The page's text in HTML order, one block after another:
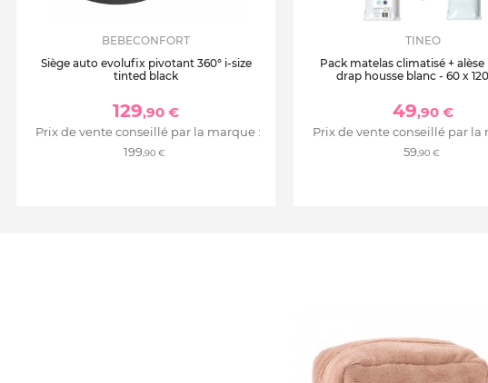
BEBECONFORT
Siège auto evolufix pivotant 360° i-size
tinted black
129,90 €
Prix de vente conseillé par la marque :
199,90 €
TINEO
Pack matelas climatisé + alèse
drap housse blanc - 60 x
49,90 €
Prix de vente conseillé par la
59,90 €